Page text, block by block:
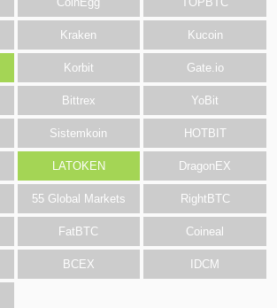
Kraken Kucoin
Korbit Gate.io
Bittrex YoBit
Sistemkoin HOTBIT
LATOKEN DragonEX
55 Global Markets RightBTC
FatBTC Coineal
BCEX IDCM